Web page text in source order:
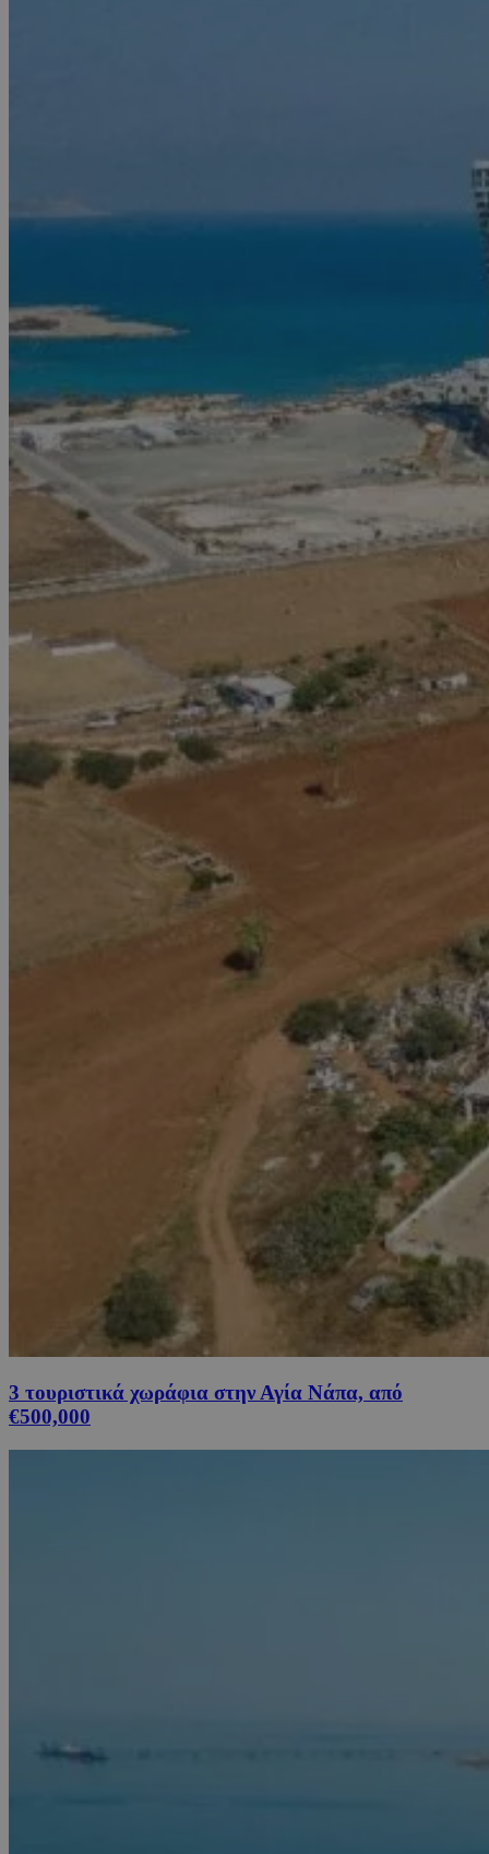
3 τουριστικά χωράφια στην Αγία Νάπα, από
€500,000